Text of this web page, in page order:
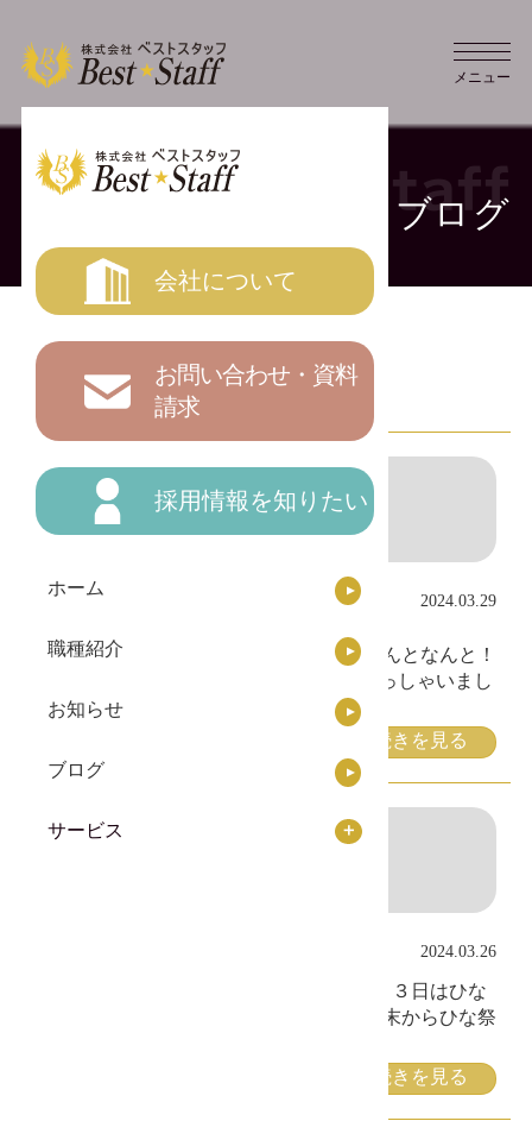
メニュー
会社について
お問い合わせ・資料
請求
採用情報を知りたい
ホーム
職種紹介
お知らせ
ブログ
サービス
ブログ
ブログ一覧
あの大御所芸能人が白雫
2024.03.29
こんにちは～デイサービス白雫です！ なんとなんと！
白雫に元光GENZIの大沢樹生さんがいらっしゃいまし
た！
あこがれの大沢樹生さんにお会い
続きを見る
2024.03.26
こんにちは！デイサービス白雫です♪ ３月３日はひな
祭り！ 利用者様とスタッフみんなで２月末からひな祭
続きを見る